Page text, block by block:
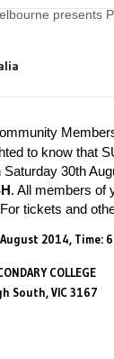
to know that
Saturday 30th
. All members of
tickets and
2014, Time:
COLLEGE
South, VIC 3167